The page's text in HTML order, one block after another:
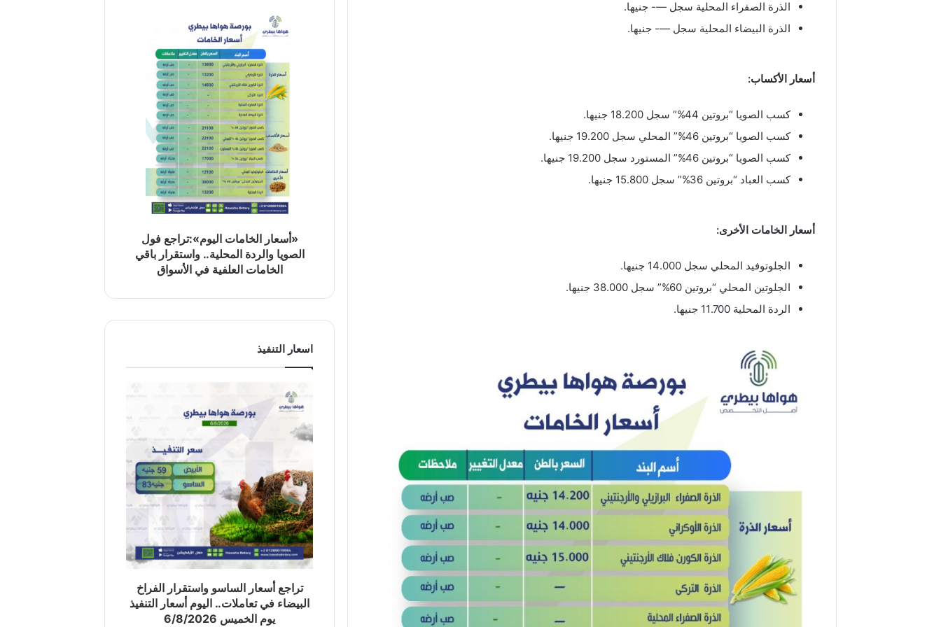
الذرة الصفراء المحلية سجل —- جنيها.
الذرة البيضاء المحلية سجل —- جنيها.
أسعار الأكساب:
كسب الصويا “بروتين 44%” سجل 18.200 جنيها.
كسب الصويا “بروتين 46%” المحلي سجل 19.200 جنيها.
كسب الصويا “بروتين 46%” المستورد سجل 19.200 جنيها.
كسب العباد “بروتين 36%” سجل 15.800 جنيها.
أسعار الخامات الأخرى:
الجلوتوفيد المحلي سجل 14.000 جنيها.
الجلوتين المحلي “بروتين 60%” سجل 38.000 جنيها.
الردة المحلية 11.700 جنيها.
«أسعار الخامات اليوم»:تراجع فول
الصويا والردة المحلية.. واستقرار باقي
الخامات العلفية في الأسواق
اسعار التنفيذ
تراجع أسعار الساسو واستقرار الفراخ
البيضاء في تعاملات.. اليوم أسعار التنفيذ
يوم الخميس 6/8/2026